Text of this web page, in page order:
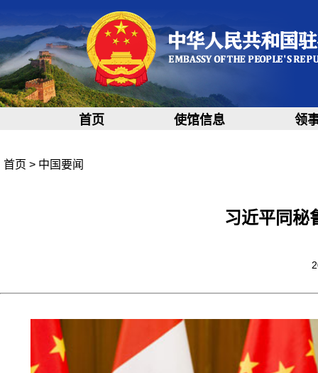
首页 使馆信息 领
首页 > 中国要闻
习近平同秘